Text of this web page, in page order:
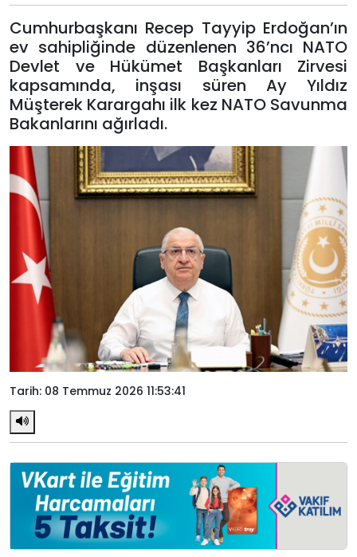
Cumhurbaşkanı Recep Tayyip Erdoğan’ın
ev sahipliğinde düzenlenen 36’ncı NATO
Devlet ve Hükümet Başkanları Zirvesi
kapsamında, inşası süren Ay Yıldız
Müşterek Karargahı ilk kez NATO Savunma
Bakanlarını ağırladı.
Tarih: 08 Temmuz 2026 11:53:41